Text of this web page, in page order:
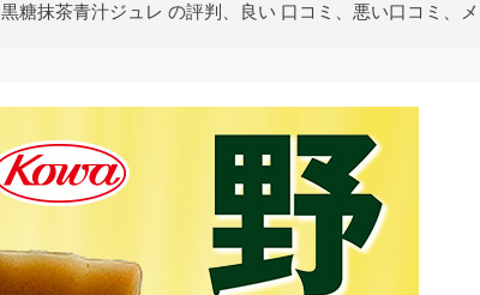
黒糖抹茶青汁ジュレ の評判、良い 口コミ、悪い口コミ、